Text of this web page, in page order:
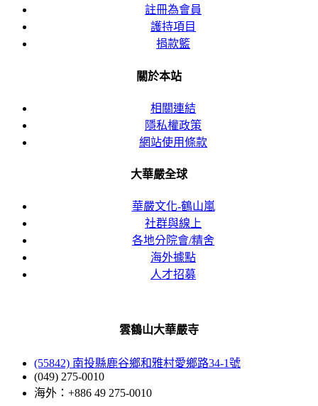
註冊為會員
護持項目
捐款籃
關於本站
相關連結
隱私權政策
網站使用條款
大華嚴全球
華嚴文化-鶴山嵐
社群與線上
各地分院會/精舍
海外據點
人才招募
雲鶴山大華嚴寺
(55842) 南投縣鹿谷鄉和雅村愛鄉路34-1號
(049) 275-0010
海外：+886 49 275-0010